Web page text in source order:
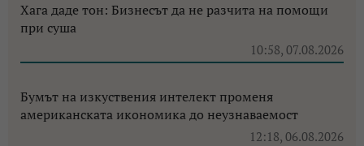
Хага даде тон: Бизнесът да не разчита на помощи
при суша
10:58, 07.08.2026
Бумът на изкуствения интелект променя
американската икономика до неузнаваемост
12:18, 06.08.2026